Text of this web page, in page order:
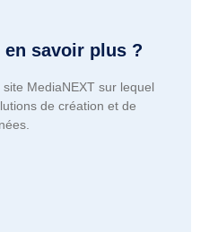
en savoir plus ?
MediaNEXT sur lequel
de création et de